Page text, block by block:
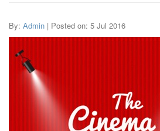
By: Admin | Posted on: 5 Jul 2016